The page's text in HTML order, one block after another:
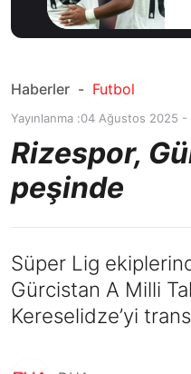
Haberler - Futbol
Yayınlanma :04 Ağustos 2025 -
Rizespor,
peşinde
Süper Lig
Gürcistan A Milli
Kereselidze’yi